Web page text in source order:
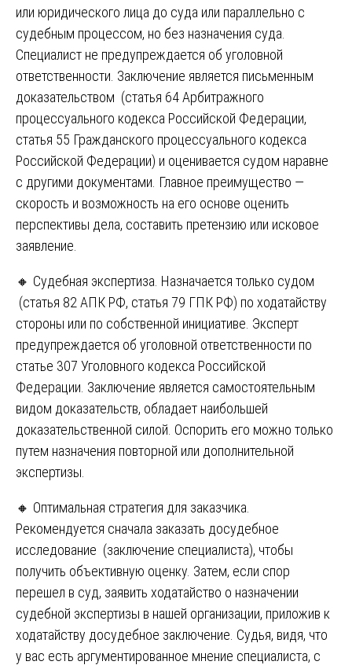
или юридического лица до суда или параллельно с
судебным процессом, но без назначения суда.
Специалист не предупреждается об уголовной
ответственности. Заключение является письменным
доказательством (статья 64 Арбитражного
процессуального кодекса Российской Федерации,
статья 55 Гражданского процессуального кодекса
Российской Федерации) и оценивается судом наравне
с другими документами. Главное преимущество —
скорость и возможность на его основе оценить
перспективы дела, составить претензию или исковое
заявление.
🔸 Судебная экспертиза. Назначается только судом
(статья 82 АПК РФ, статья 79 ГПК РФ) по ходатайству
стороны или по собственной инициативе. Эксперт
предупреждается об уголовной ответственности по
статье 307 Уголовного кодекса Российской
Федерации. Заключение является самостоятельным
видом доказательств, обладает наибольшей
доказательственной силой. Оспорить его можно только
путем назначения повторной или дополнительной
экспертизы.
🔸 Оптимальная стратегия для заказчика.
Рекомендуется сначала заказать досудебное
исследование (заключение специалиста), чтобы
получить объективную оценку. Затем, если спор
перешел в суд, заявить ходатайство о назначении
судебной экспертизы в нашей организации, приложив к
ходатайству досудебное заключение. Судья, видя, что
у вас есть аргументированное мнение специалиста, с